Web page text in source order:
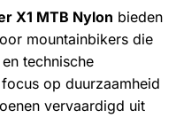
X1 MTB Nylon bieden
mountainbikers die
technische
op duurzaamheid
vervaardigd uit